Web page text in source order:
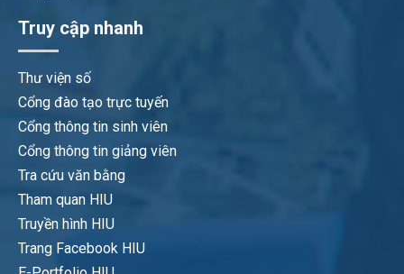
Truy cập nhanh
Thư viện số
Cổng đào tạo trực tuyến
Cổng thông tin sinh viên
Cổng thông tin giảng viên
Tra cứu văn bằng
Tham quan HIU
Truyền hình HIU
Trang Facebook HIU